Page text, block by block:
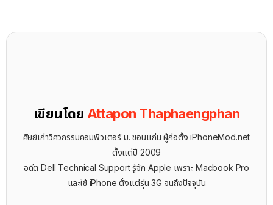
เขียนโดย Attapon Thaphaengphan
ศิษย์เก่าวิศวกรรมคอมพิวเตอร์ ม. ขอนแก่น ผู้ก่อตั้ง iPhoneMod.net
ตั้งแต่ปี 2009
อดีต Dell Technical Support รู้จัก ​Apple เพราะ Macbook Pro
และใช้ iPhone ตั้งแต่รุ่น 3G จนถึงปัจจุบัน